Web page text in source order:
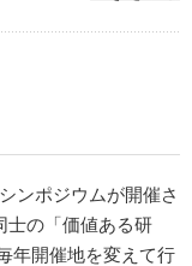
ンポジウムが開催さ
士の「価値ある研
年開催地を変えて行